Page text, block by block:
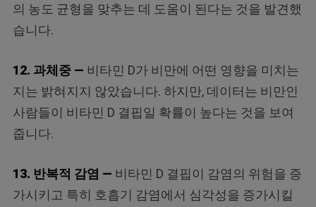
의 농도 균형을 맞추는 데 도움이 된다는 것을 발견했
습니다.
12. 과체중 — 비타민 D가 비만에 어떤 영향을 미치는
지는 밝혀지지 않았습니다. 하지만, 데이터는 비만인
사람들이 비타민 D 결핍일 확률이 높다는 것을 보여
줍니다.
13. 반복적 감염 — 비타민 D 결핍이 감염의 위험을 증
가시키고 특히 호흡기 감염에서 심각성을 증가시킬